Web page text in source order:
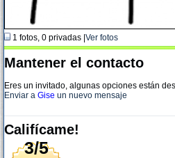
1 fotos, 0 privadas | Ver fotos
Mantener el contacto
Eres un invitado, algunas opciones están
Enviar a Gise un nuevo mensaje
Califícame!
3/5